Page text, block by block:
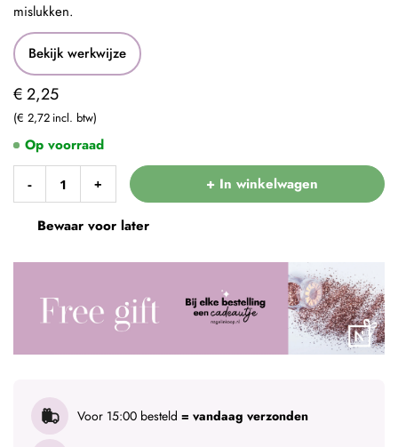
Bekijk werkwijze
€ 2,25
€ 2,72
- + + In winkelwagen
Bewaar voor later
Voor 15:00 besteld = vandaag verzonden
Op voorraad
mislukken.